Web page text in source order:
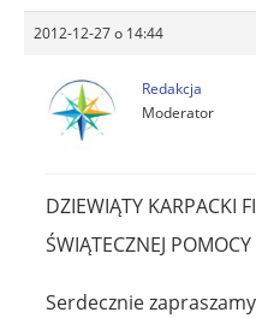
2012-12-27 o 14:44
Redakcja
Moderator
DZIEWIĄTY KARPACKI
ŚWIĄTECZNEJ POMOCY
Serdecznie